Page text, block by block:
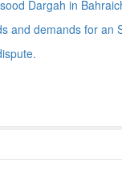
Dargah in
and demands for an